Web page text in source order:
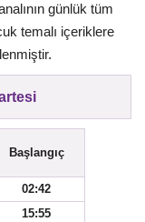
günlük tüm
temalı içeriklere
Başlangıç
02:42
15:55